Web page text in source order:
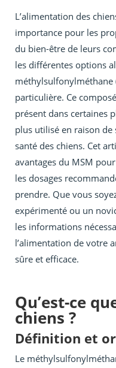
L’alimentation des
importance pour les
du bien-être de leurs
les différentes options
méthylsulfonylméthane
particulière. Ce
présent dans certaines
plus utilisé en raison
santé des chiens. Cet
avantages du MSM
les dosages
prendre. Que vous
expérimenté ou un
les informations
l’alimentation de votre
sûre et efficace.
Qu’est-ce
chiens ?
Définition et
Le